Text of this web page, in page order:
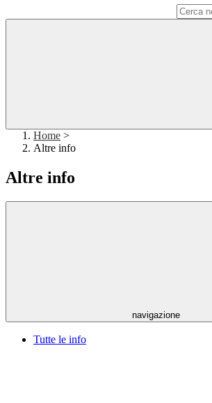
Home >
Altre info
Altre info
navigazione
Tutte le info